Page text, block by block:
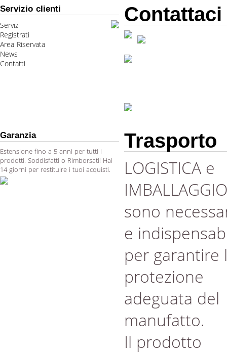
Servizio clienti
Servizi
Registrati
Area Riservata
News
Contatti
Contattaci
Garanzia
Estensione fino a 5 anni per tutti i
prodotti. Soddisfatti o Rimborsati! Hai
14 giorni per restituire i tuoi acquisti.
Trasporto
LOGISTICA e
IMBALLAGGIO
sono
e
per garantire
protezione
adeguata del
manufatto.
Il prodotto